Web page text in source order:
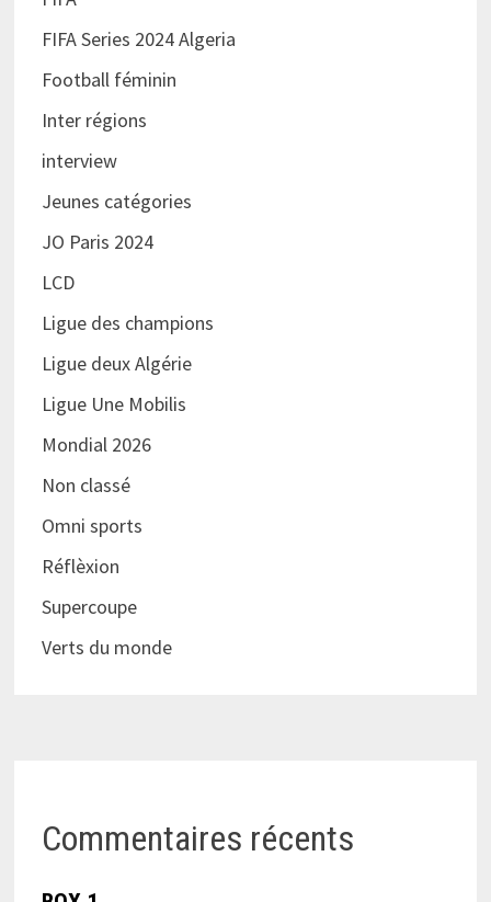
FIFA Series 2024 Algeria
Football féminin
Inter régions
interview
Jeunes catégories
JO Paris 2024
LCD
Ligue des champions
Ligue deux Algérie
Ligue Une Mobilis
Mondial 2026
Non classé
Omni sports
Réflèxion
Supercoupe
Verts du monde
Commentaires récents